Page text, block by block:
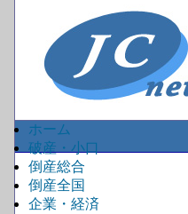
ホーム
破産・小口
倒産総合
倒産全国
企業・経済